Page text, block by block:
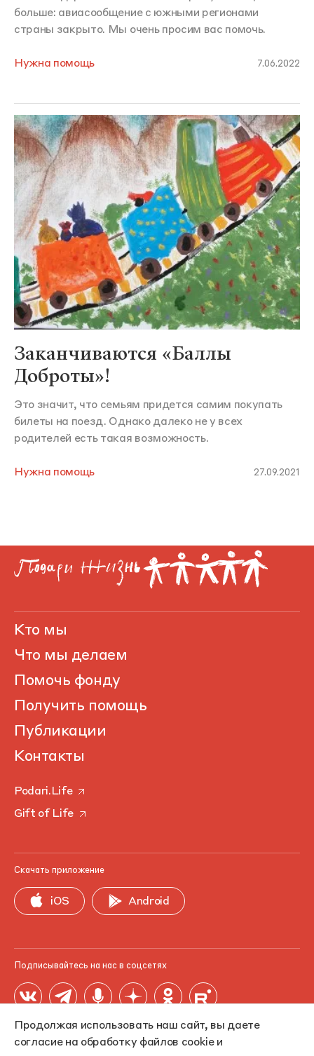
Продолжая использовать наш сайт, вы даете
согласие на обработку файлов cookie и
больше: авиасообщение с южными регионами
страны закрыто. Мы очень просим вас помочь.
Нужна помощь 7.06.2022
Заканчиваются «Баллы
Доброты»!
Это значит, что семьям придется самим покупать
билеты на поезд. Однако далеко не у всех
родителей есть такая возможность.
Нужна помощь 27.09.2021
Кто мы
Что мы делаем
Помочь фонду
Получить помощь
Публикации
Контакты
Podari.Life
Gift of Life
Скачать приложение
iOS Android
Подписывайтесь на нас в соцсетях